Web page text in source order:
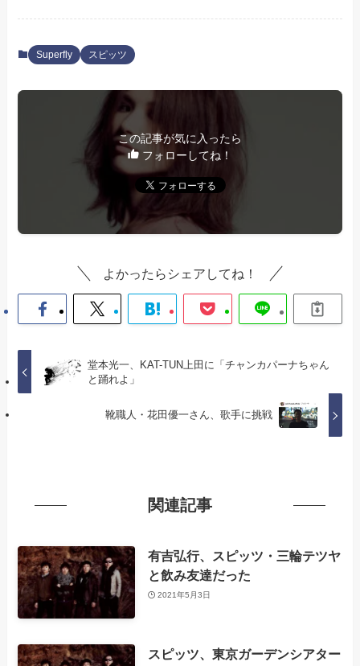
Superfly スピッツ
この記事が気に入ったら
フォローしてね！
よかったらシェアしてね！
堂本光一、KAT-TUN上田に「チャンカパーナちゃん
と踊れよ」
靴職人・花田優一さん、歌手に挑戦
関連記事
有吉弘行、スピッツ・三輪テツヤ
と飲み友達だった
2021年5月3日
スピッツ、東京ガーデンシアター